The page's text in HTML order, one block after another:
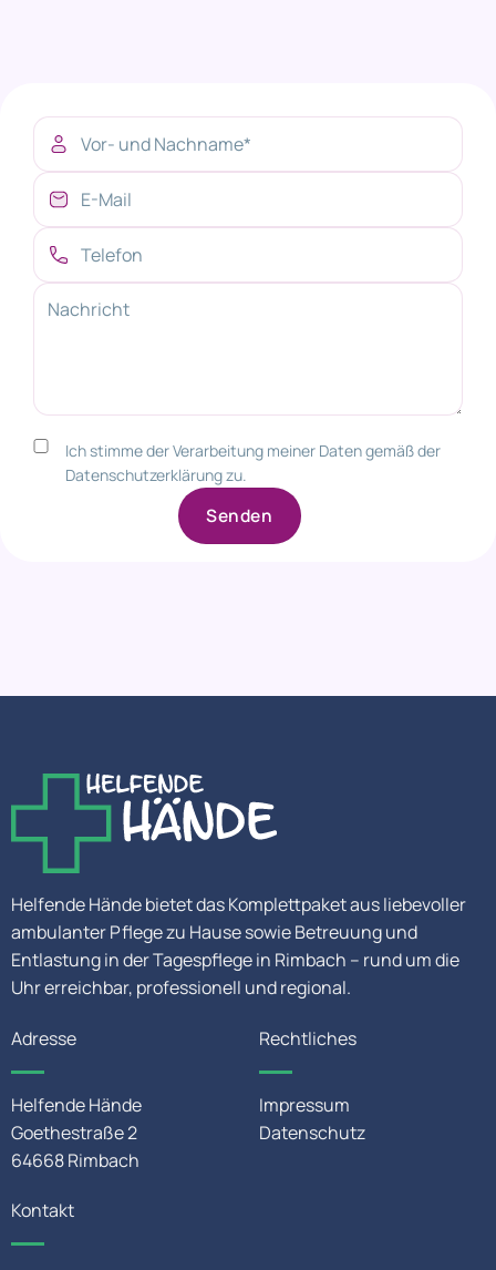
Ich stimme der Verarbeitung meiner Daten gemäß der
Datenschutzerklärung zu.
Helfende Hände bietet das Komplettpaket aus liebevoller
ambulanter Pflege zu Hause sowie Betreuung und
Entlastung in der Tagespflege in Rimbach – rund um die
Uhr erreichbar, professionell und regional.
Adresse
Helfende Hände
Goethestraße 2
64668 Rimbach
Rechtliches
Impressum
Datenschutz
Kontakt